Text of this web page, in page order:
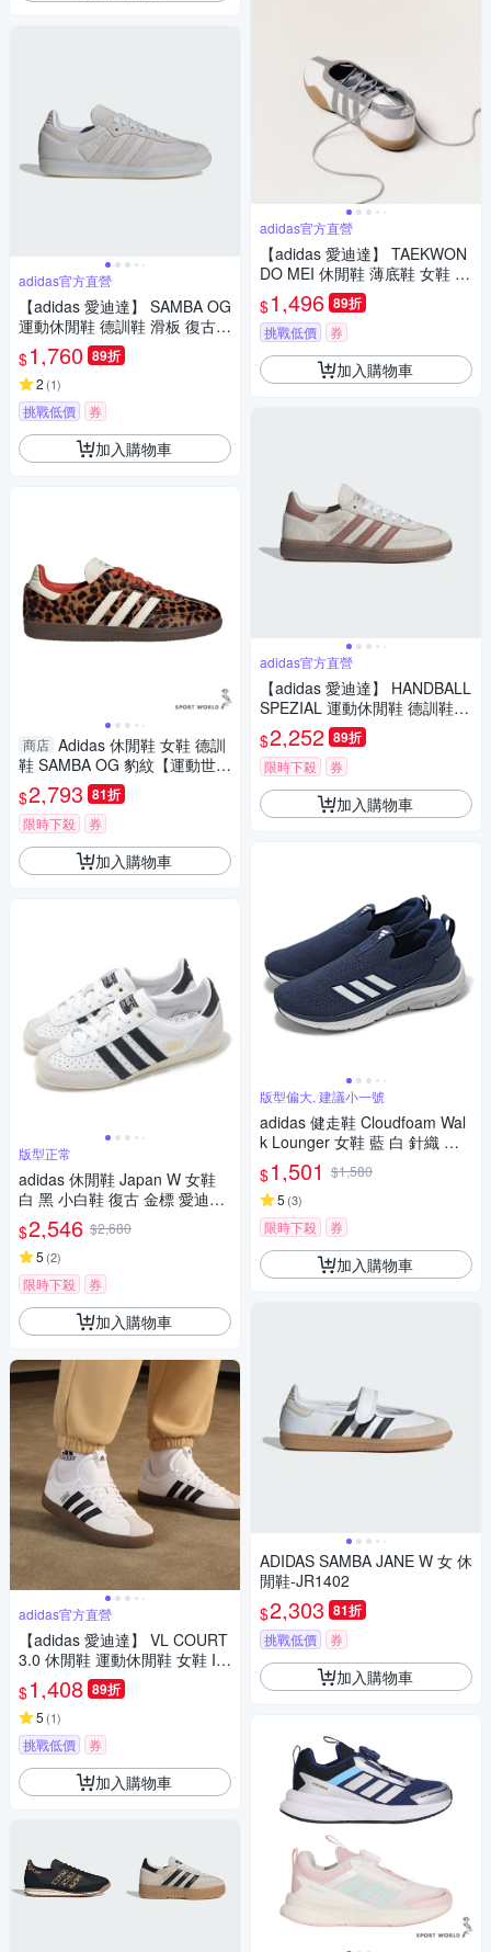
adidas官方直營
【adidas 愛迪達】 SAMBA OG
運動休閒鞋 德訓鞋 滑板 復古
女鞋 - Originals JI2728
$1,760 89折
2 (1)
挑戰低價 券
加入購物車
商店 Adidas 休閒鞋 女鞋 德訓
鞋 SAMBA OG 豹紋【運動世
界】JI2734
$2,793 81折
限時下殺 券
加入購物車
版型正常
adidas 休閒鞋 Japan W 女鞋
白 黑 小白鞋 復古 金標 愛迪達
IH5489
$2,546 $2,680
5 (2)
限時下殺 券
加入購物車
adidas官方直營
【adidas 愛迪達】 VL COURT
3.0 休閒鞋 運動休閒鞋 女鞋 ID
8797
$1,408 89折
5 (1)
挑戰低價 券
加入購物車
adidas官方直營
【adidas 愛迪達】 TAEKWON
DO MEI 休閒鞋 薄底鞋 女鞋 -
Originals JQ6438
$1,496 89折
挑戰低價 券
加入購物車
adidas官方直營
【adidas 愛迪達】 HANDBALL
SPEZIAL 運動休閒鞋 德訓鞋
滑板 女鞋 - Originals IH1510
$2,252 89折
限時下殺 券
加入購物車
版型偏大, 建議小一號
adidas 健走鞋 Cloudfoam Wal
k Lounger 女鞋 藍 白 針織 套
入式 緩衝 休閒 愛迪達 ID4062
$1,501 $1,580
5 (3)
限時下殺 券
加入購物車
ADIDAS SAMBA JANE W 女 休
閒鞋-JR1402
$2,303 81折
挑戰低價 券
加入購物車